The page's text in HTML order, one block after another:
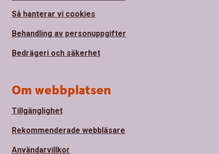
Så hanterar vi cookies
Behandling av personuppgifter
Bedrägeri och säkerhet
Om webbplatsen
Tillgänglighet
Rekommenderade webbläsare
Användarvillkor